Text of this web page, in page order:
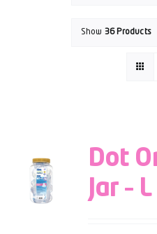
Show 36 Products
Dot
Jar – L